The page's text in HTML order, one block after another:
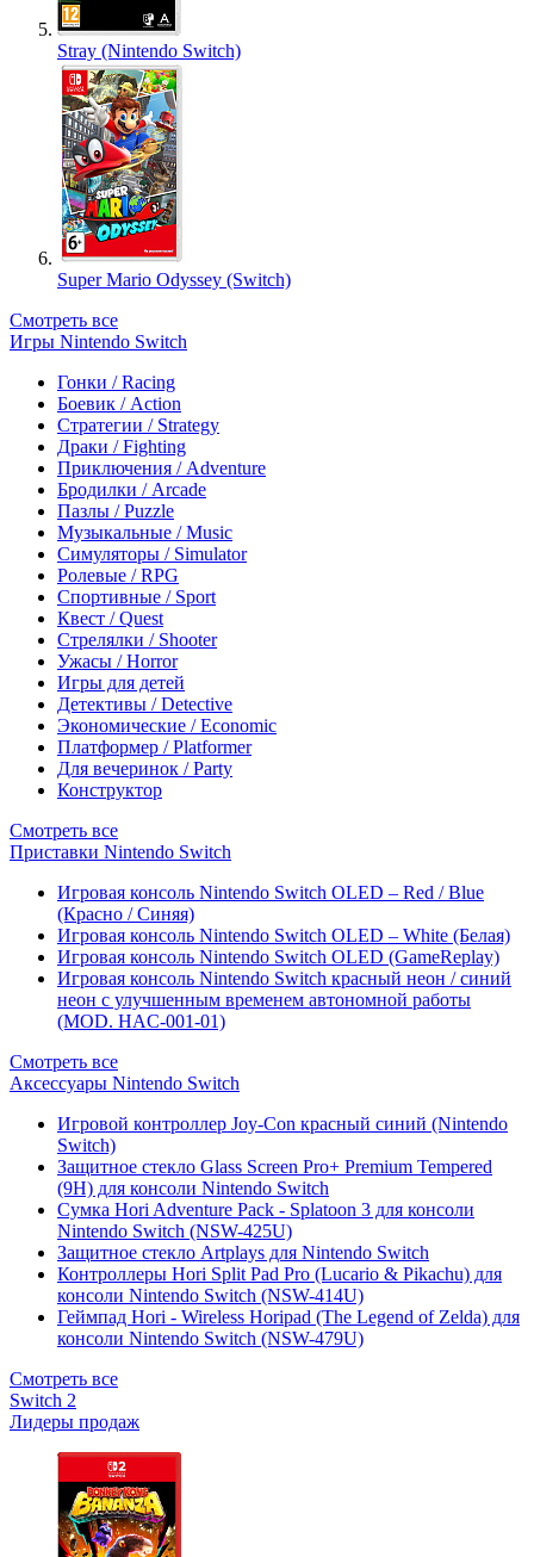
Stray (Nintendo Switch)
Super Mario Odyssey (Switch)
Смотреть все
Игры Nintendo Switch
Гонки / Racing
Боевик / Action
Стратегии / Strategy
Драки / Fighting
Приключения / Adventure
Бродилки / Arcade
Пазлы / Puzzle
Музыкальные / Music
Симуляторы / Simulator
Ролевые / RPG
Спортивные / Sport
Квест / Quest
Стрелялки / Shooter
Ужасы / Horror
Игры для детей
Детективы / Detective
Экономические / Economic
Платформер / Platformer
Для вечеринок / Party
Конструктор
Смотреть все
Приставки Nintendo Switch
Игровая консоль Nintendo Switch OLED – Red / Blue
(Красно / Синяя)
Игровая консоль Nintendo Switch OLED – White (Белая)
Игровая консоль Nintendo Switch OLED (GameReplay)
Игровая консоль Nintendo Switch красный неон / синий
неон с улучшенным временем автономной работы
(MOD. HAC-001-01)
Смотреть все
Аксессуары Nintendo Switch
Игровой контроллер Joy-Con красный синий (Nintendo
Switch)
Защитное стекло Glass Screen Pro+ Premium Tempered
(9H) для консоли Nintendo Switch
Сумка Hori Adventure Pack - Splatoon 3 для консоли
Nintendo Switch (NSW-425U)
Защитное стекло Artplays для Nintendo Switch
Контроллеры Hori Split Pad Pro (Lucario & Pikachu) для
консоли Nintendo Switch (NSW-414U)
Геймпад Hori - Wireless Horipad (The Legend of Zelda) для
консоли Nintendo Switch (NSW-479U)
Смотреть все
Switch 2
Лидеры продаж